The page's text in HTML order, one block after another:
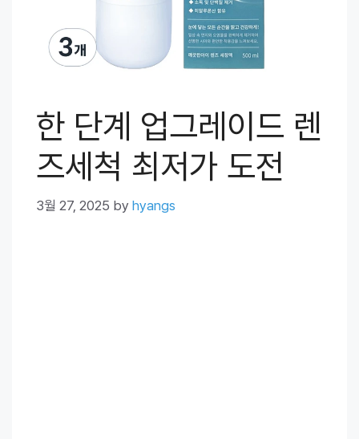
한 단계 업그레이드 렌
즈세척 최저가 도전
3월 27, 2025 by hyangs